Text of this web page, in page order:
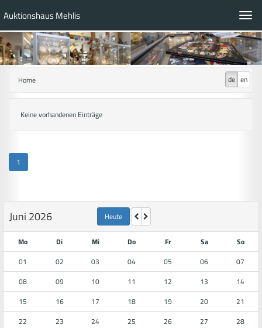
Auktionshaus Mehlis
de en
Home
Keine vorhandenen Einträge
1
Juni 2026 Heute
Mo Di Mi Do Fr Sa
So
01
02 03 04 05 06
07
08
09 10 11 12 13
14
15
16 17 18 19 20
21
22
23 24 25 26 27
28